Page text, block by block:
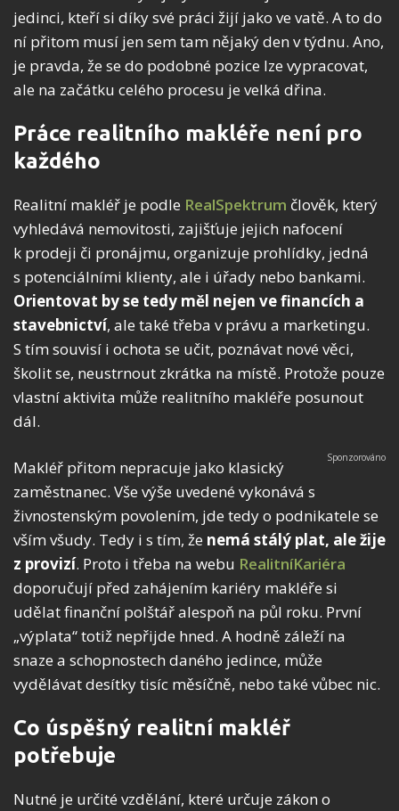
jedinci, kteří si díky své práci žijí jako ve vatě. A to do
ní přitom musí jen sem tam nějaký den v týdnu. Ano,
je pravda, že se do podobné pozice lze vypracovat,
ale na začátku celého procesu je velká dřina.
Práce realitního makléře není pro
každého
Realitní makléř je podle RealSpektrum člověk, který
vyhledává nemovitosti, zajišťuje jejich nafocení
k prodeji či pronájmu, organizuje prohlídky, jedná
s potenciálními klienty, ale i úřady nebo bankami.
Orientovat by se tedy měl nejen ve financích a
stavebnictví, ale také třeba v právu a marketingu.
S tím souvisí i ochota se učit, poznávat nové věci,
školit se, neustrnout zkrátka na místě. Protože pouze
vlastní aktivita může realitního makléře posunout
dál.
Makléř přitom nepracuje jako klasický
zaměstnanec. Vše výše uvedené vykonává s
živnostenským povolením, jde tedy o podnikatele se
vším všudy. Tedy i s tím, že nemá stálý plat, ale žije
z provizí. Proto i třeba na webu RealitníKariéra
doporučují před zahájením kariéry makléře si
udělat finanční polštář alespoň na půl roku. První
„výplata“ totiž nepřijde hned. A hodně záleží na
snaze a schopnostech daného jedince, může
vydělávat desítky tisíc měsíčně, nebo také vůbec nic.
Co úspěšný realitní makléř
potřebuje
Nutné je určité vzdělání, které určuje zákon o